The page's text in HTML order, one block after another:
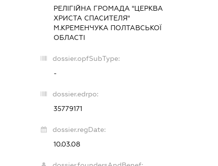
РЕЛІГІЙНА ГРОМАДА "ЦЕРКВА
ХРИСТА СПАСИТЕЛЯ"
М.КРЕМЕНЧУКА ПОЛТАВСЬКОЇ
ОБЛАСТІ
dossier.opfSubType:
-
dossier.edrpo:
35779171
dossier.regDate:
10.03.08